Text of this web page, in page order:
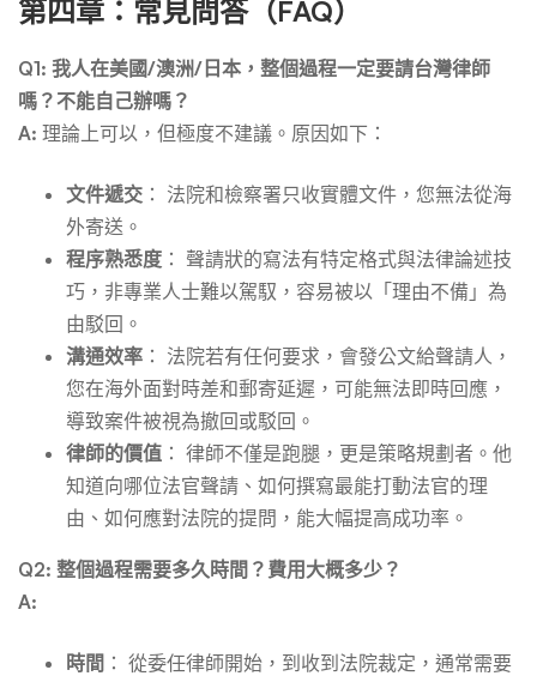
第四章：常見問答（FAQ）
Q1: 我人在美國/澳洲/日本，整個過程一定要請台灣律師
嗎？不能自己辦嗎？
A: 理論上可以，但極度不建議。原因如下：
文件遞交 ： 法院和檢察署只收實體文件，您無法從海
外寄送。
程序熟悉度 ： 聲請狀的寫法有特定格式與法律論述技
巧，非專業人士難以駕馭，容易被以「理由不備」為
由駁回。
溝通效率 ： 法院若有任何要求，會發公文給聲請人，
您在海外面對時差和郵寄延遲，可能無法即時回應，
導致案件被視為撤回或駁回。
律師的價值 ： 律師不僅是跑腿，更是策略規劃者。他
知道向哪位法官聲請、如何撰寫最能打動法官的理
由、如何應對法院的提問，能大幅提高成功率。
Q2: 整個過程需要多久時間？費用大概多少？
A:
時間 ： 從委任律師開始，到收到法院裁定，通常需要